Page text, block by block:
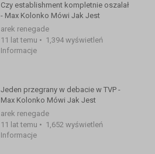
Czy establishment kompletnie oszalał
- Max Kolonko Mówi Jak Jest
arek renegade
11 lat temu • 1,394 wyświetleń
Informacje
Jeden przegrany w debacie w TVP -
Max Kolonko Mówi Jak Jest
arek renegade
11 lat temu • 1,652 wyświetleń
Informacje